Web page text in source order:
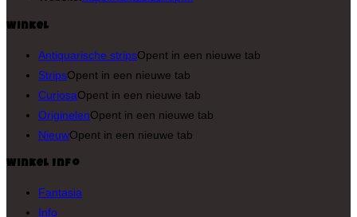
Winkel
Antiquarische stripsOpent in een nieuwe tab
StripsOpent in een nieuwe tab
CuriosaOpent in een nieuwe tab
OriginelenOpent in een nieuwe tab
NieuwOpent in een nieuwe tab
Winkel Info
Fantasia
Info